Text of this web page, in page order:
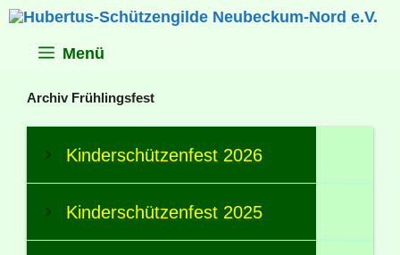
Zum
Inhalt
Menü
Archiv Frühlingsfest
Kinderschützenfest 2026
Kinderschützenfest 2025